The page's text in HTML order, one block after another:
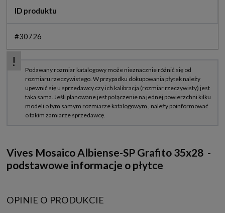
ID produktu
#30726
Vives Mosaico Albiense-SP Grafito 35x28 -
podstawowe informacje o płytce
OPINIE O PRODUKCIE